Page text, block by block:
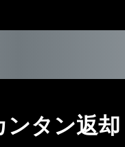
ンタン返却